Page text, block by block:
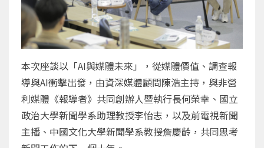
本次座談以「AI與媒體未來」，從媒體價值、調查報
導與AI衝擊出發，由資深媒體顧問陳浩主持，與非營
利媒體《報導者》共同創辦人暨執行長何榮幸、國立
政治大學新聞學系助理教授李怡志，以及前電視新聞
主播、中國文化大學新聞學系教授詹慶齡，共同思考